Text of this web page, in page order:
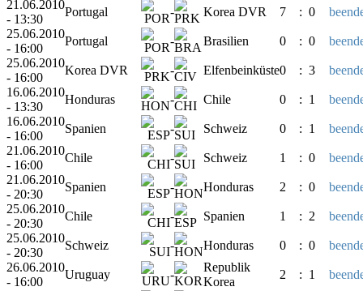
21.06.2010
- 13:30
Portugal - Korea DVR 7 : 0
25.06.2010
- 16:00
Portugal - Brasilien 0 : 0
25.06.2010
- 16:00
Korea DVR - Elfenbeinküste0 : 3
16.06.2010
- 13:30
Honduras - Chile 0 : 1
16.06.2010
- 16:00
Spanien - Schweiz 0 : 1
21.06.2010
- 16:00
Chile - Schweiz 1 : 0
21.06.2010
- 20:30
Spanien - Honduras 2 : 0
25.06.2010
- 20:30
Chile - Spanien 1 : 2
25.06.2010
- 20:30
Schweiz - Honduras 0 : 0
26.06.2010
- 16:00
Uruguay -
Republik
Korea
2 : 1